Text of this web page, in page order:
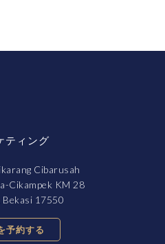
ティング
Cibarusah
Cikampek KM 28
Bekasi 17550
予約する